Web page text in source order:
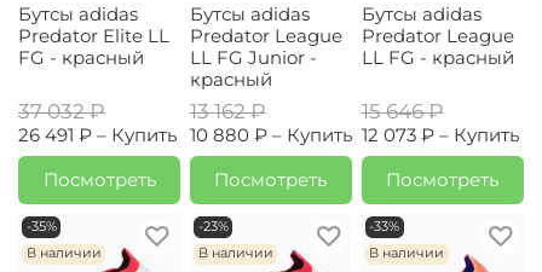
Бутсы adidas
Predator Elite LL
FG - красный
37 032 ₽
26 491 ₽ – Купить
Посмотреть
Бутсы adidas
Predator League
LL FG Junior -
красный
13 162 ₽
10 880 ₽ – Купить
Посмотреть
Бутсы adidas
Predator League
LL FG - красный
15 646 ₽
12 073 ₽ – Купить
Посмотреть
-35%
В наличии
-23%
В наличии
-33%
В наличии